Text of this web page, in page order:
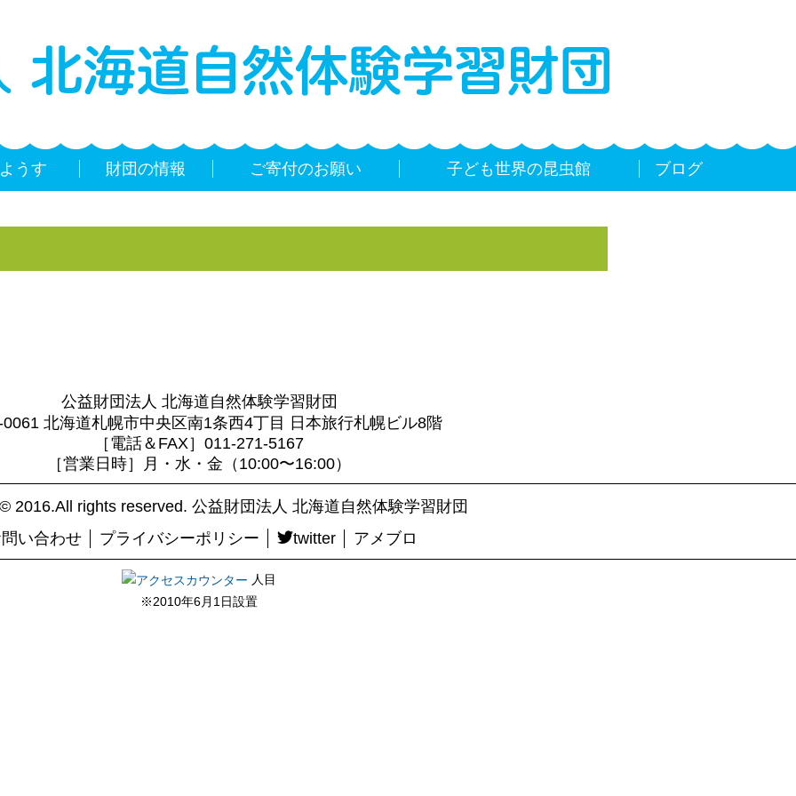
うす 財団の情報 ご寄付のお願い 子ども世界の昆虫館 ブログ
公益財団法人 北海道自然体験学習財団
0061 北海道札幌市中央区南1条西4丁目 日本旅行札幌ビル8階
［電話＆FAX］011-271-5167
［営業日時］月・水・金（10:00〜16:00）
2016.All rights reserved. 公益財団法人 北海道自然体験学習財団
い合わせ
プライバシーポリシー twitter アメブロ
人目
※2010年6月1日設置